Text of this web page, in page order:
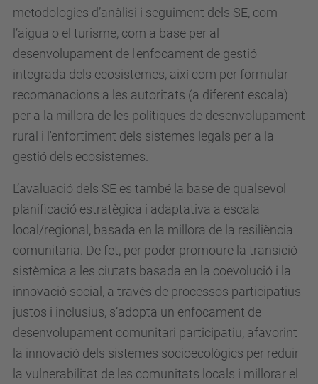
metodologies d’anàlisi i seguiment dels SE, com
l’aigua o el turisme, com a base per al
desenvolupament de l'enfocament de gestió
integrada dels ecosistemes, així com per formular
recomanacions a les autoritats (a diferent escala)
per a la millora de les polítiques de desenvolupament
rural i l'enfortiment dels sistemes legals per a la
gestió dels ecosistemes.
L’avaluació dels SE es també la base de qualsevol
planificació estratègica i adaptativa a escala
local/regional, basada en la millora de la resiliència
comunitaria. De fet, per poder promoure la transició
sistèmica a les ciutats basada en la coevolució i la
innovació social, a través de processos participatius
justos i inclusius, s’adopta un enfocament de
desenvolupament comunitari participatiu, afavorint
la innovació dels sistemes socioecològics per reduir
la vulnerabilitat de les comunitats locals i millorar el